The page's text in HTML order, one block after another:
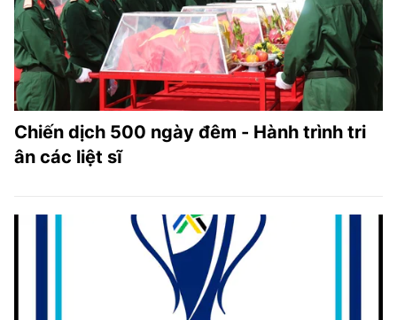
Chiến dịch 500 ngày đêm - Hành trình tri
ân các liệt sĩ